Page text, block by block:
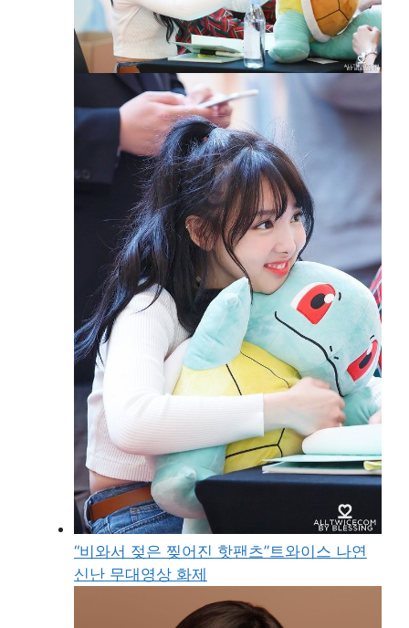
“비와서 젖은 찢어진 핫팬츠”트와이스 나연
신난 무대영상 화제